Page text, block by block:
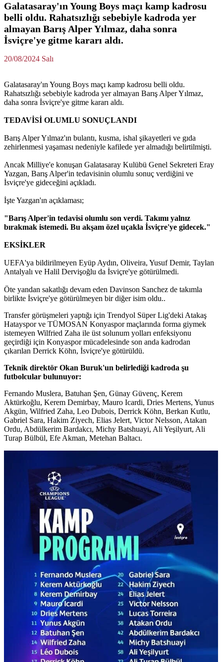
Galatasaray'ın Young Boys maçı kamp kadrosu
belli oldu. Rahatsızlığı sebebiyle kadroda yer
almayan Barış Alper Yılmaz, daha sonra
İsviçre'ye gitme kararı aldı.
20/08/2024 Salı
Galatasaray'ın Young Boys maçı kamp kadrosu belli oldu.
Rahatsızlığı sebebiyle kadroda yer almayan Barış Alper Yılmaz,
daha sonra İsviçre'ye gitme kararı aldı.
TEDAVİSİ OLUMLU SONUÇLANDI
Barış Alper Yılmaz'ın bulantı, kusma, ishal şikayetleri ve gıda
zehirlenmesi yaşaması nedeniyle kafilede yer almadığı belirtilmişti.
Ancak Milliye'e konuşan Galatasaray Kulübü Genel Sekreteri Eray
Yazgan, Barış Alper'in tedavisinin olumlu sonuç verdiğini ve
İsviçre'ye gideceğini açıkladı.
İşte Yazgan'ın açıklaması;
"Barış Alper'in tedavisi olumlu son verdi. Takımı yalnız
bırakmak istemedi. Bu akşam özel uçakla İsviçre'ye gidecek."
EKSİKLER
UEFA'ya bildirilmeyen Eyüp Aydın, Oliveira, Yusuf Demir, Taylan
Antalyalı ve Halil Dervişoğlu da İsviçre'ye götürülmedi.
Öte yandan sakatlığı devam eden Davinson Sanchez de takımla
birlikte İsviçre'ye götürülmeyen bir diğer isim oldu..
Transfer görüşmeleri yaptığı için Trendyol Süper Lig'deki Atakaş
Hatayspor ve TÜMOSAN Konyaspor maçlarında forma giymek
istemeyen Wilfried Zaha ile üst solunum yolları enfeksiyonu
geçirdiği için Konyaspor mücadelesinde son anda kadrodan
çıkarılan Derrick Köhn, İsviçre'ye götürüldü.
Teknik direktör Okan Buruk'un belirlediği kadroda şu
futbolcular bulunuyor:
Fernando Muslera, Batuhan Şen, Günay Güvenç, Kerem
Aktürkoğlu, Kerem Demirbay, Mauro Icardi, Dries Mertens, Yunus
Akgün, Wilfried Zaha, Leo Dubois, Derrick Köhn, Berkan Kutlu,
Gabriel Sara, Hakim Ziyech, Elias Jelert, Victor Nelsson, Atakan
Ordu, Abdülkerim Bardakcı, Michy Batshuayi, Ali Yeşilyurt, Ali
Turap Bülbül, Efe Akman, Metehan Baltacı.